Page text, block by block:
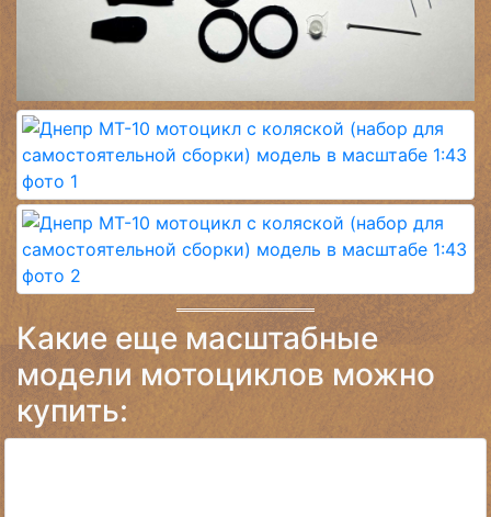
Какие еще масштабные
модели мотоциклов можно
купить: